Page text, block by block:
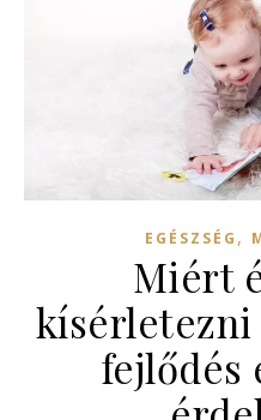
EGÉSZSÉG ,
Miért
kísérletezni
fejlődés